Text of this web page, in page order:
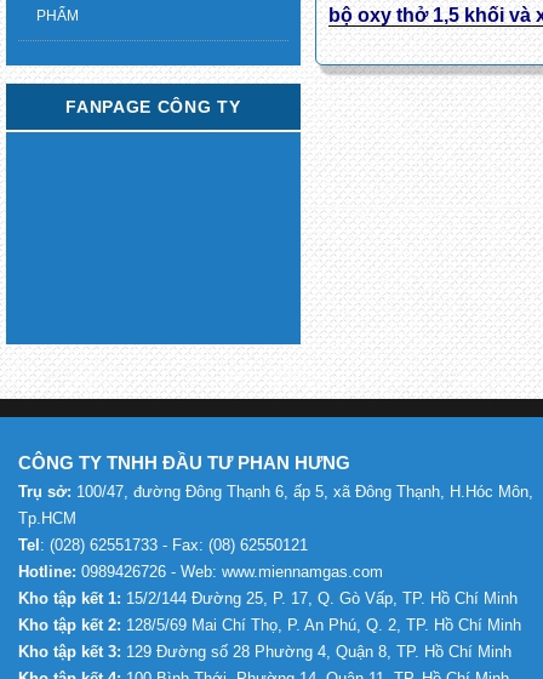
bộ oxy thở 1,5 khối và
PHẨM
FANPAGE CÔNG TY
CÔNG TY TNHH ĐẦU TƯ PHAN HƯNG
Trụ sở: 100/47, đường Đông Thạnh 6, ấp 5, xã Đông Thạnh, H.Hóc Môn,
Tp.HCM
Tel : (028) 62551733 - Fax: (08) 62550121
Hotline: 0989426726 - Web: www.miennamgas.com
Kho tập kết 1: 15/2/144 Đường 25, P. 17, Q. Gò Vấp, TP. Hồ Chí Minh
Kho tập kết 2: 128/5/69 Mai Chí Thọ, P. An Phú, Q. 2, TP. Hồ Chí Minh
Kho tập kết 3: 129 Đường số 28 Phường 4, Quận 8, TP. Hồ Chí Minh